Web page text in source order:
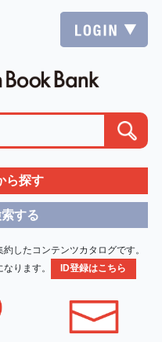
ら探す
する
したコンテンツカタログです。
ります。
ID登録はこちら